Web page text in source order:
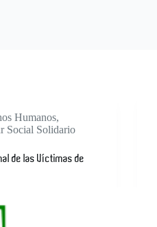
Humanos,
Social Solidario
de las Víctimas de